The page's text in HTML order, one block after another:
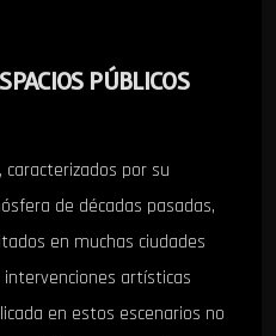
PÚBLICOS
caracterizados por su
de décadas pasadas,
en muchas ciudades
artísticas
en estos escenarios no